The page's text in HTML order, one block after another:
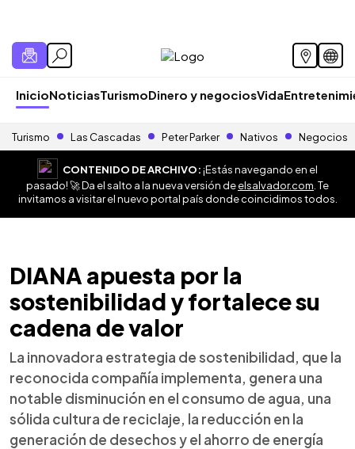
InicioNoticiasTurismoDinero y negociosVida
Turismo Las Cascadas Peter Parker Nativos Negocios
CONTENIDO DE ARCHIVO:¡Estás navegando en el
pasado! 🚀 Da el salto a la nueva versión deelsalvador.com . Te
invitamos a visitar el nuevo portal país donde coincidimos todos.
DIANA apuesta por la
sostenibilidad y fortalece su
cadena de valor
La innovadora estrategia de sostenibilidad, que la
reconocida compañía implementa, genera una
notable disminución en el consumo de agua, una
sólida cultura de reciclaje, la reducción en la
generación de desechos y el ahorro de energía